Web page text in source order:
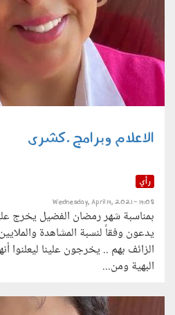
الاعلام وبرامج .كشرى
رأي
Wednesday, April 14, 2021 - 14:08
بمناسبة شهر رمضان الفضيل يخرج
يدعون وفقاً لنسبة المشاهدة
الزائف بهم .. يخرجون علينا ليعلنوا
البهية ومن...